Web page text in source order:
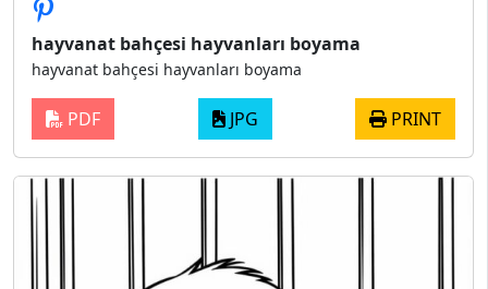
hayvanat bahçesi hayvanları boyama
hayvanat bahçesi hayvanları boyama
PDF JPG PRINT